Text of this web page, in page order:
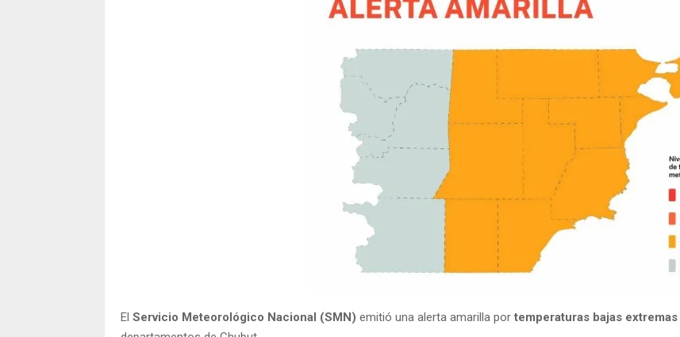
El Servicio Meteorológico Nacional (SMN) emitió una alerta amarilla por temperaturas bajas extremas